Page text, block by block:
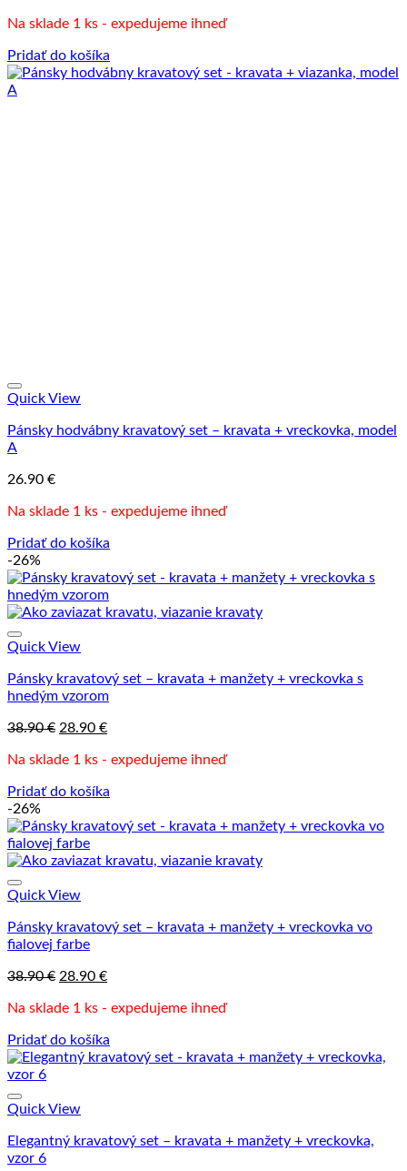
bola:
je:
Na sklade 1 ks - expedujeme ihneď
Pridať do košíka
Quick View
Pánsky hodvábny kravatový set – kravata + vreckovka, model
A
26.90 €
Na sklade 1 ks - expedujeme ihneď
Pridať do košíka
-26%
Quick View
Pánsky kravatový set – kravata + manžety + vreckovka s
hnedým vzorom
38.90€ Pôvodná
bola:
28.90 €Aktuálna
je:
Na sklade 1 ks - expedujeme ihneď
Pridať do košíka
-26%
Quick View
Pánsky kravatový set – kravata + manžety + vreckovka vo
fialovej farbe
38.90€ Pôvodná
bola:
28.90 €Aktuálna
je:
Na sklade 1 ks - expedujeme ihneď
Pridať do košíka
Quick View
Elegantný kravatový set – kravata + manžety + vreckovka,
vzor 6